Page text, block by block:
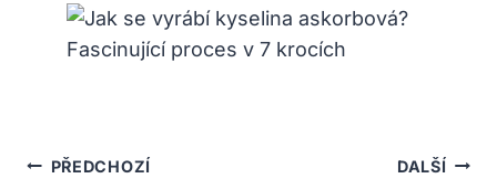
Navigace
PŘEDCHOZÍ DALŠÍ